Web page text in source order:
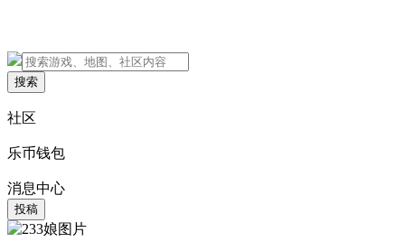
搜索
社区
乐币钱包
消息中心
投稿